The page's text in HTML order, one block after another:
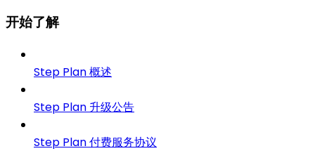
开始了解
Step Plan 概述
Step Plan 升级公告
Step Plan 付费服务协议